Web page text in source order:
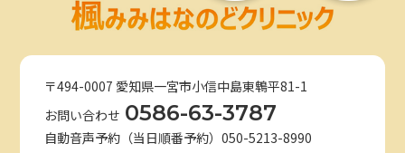
〒494-0007 愛知県一宮市小信中島東鵯平81-1
お問い合わせ 0586-63-3787
自動音声予約（当日順番予約）050-5213-8990